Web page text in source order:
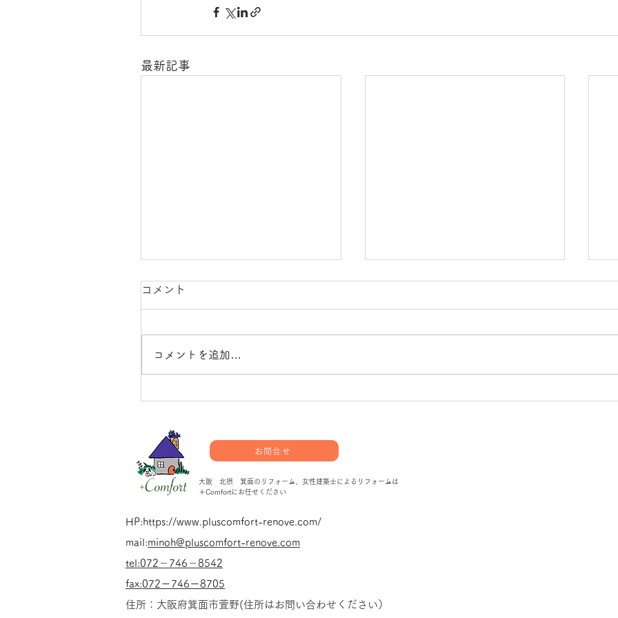
最新記事
住まいも人も全部手に入れる
ました。
初開催！タイルトレーワーク
コメント
コメントを追加…
お問合せ
大阪 北摂 箕面のリフォーム、女性建築士によるリフォームは
＋Comfortにお任せください
HP: https://www.pluscomfort-renove.com/
mail:minoh@pluscomfort-renove.com
tel:072－746－8542
fax:072ー746ー8705
​住所：大阪府箕面市萱野(住所はお問い合わせください）